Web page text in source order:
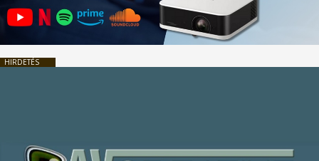
HIRDETÉS